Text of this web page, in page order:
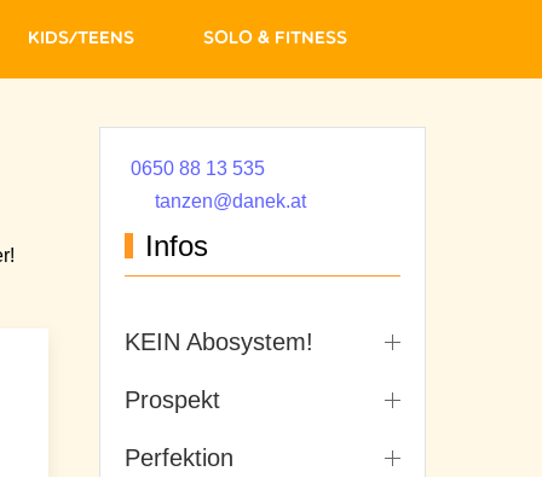
Kids/Teens Solo & Fitness
0650 88 13 535
tanzen@danek.at
Infos
KEIN Abosystem!
Prospekt
Perfektion